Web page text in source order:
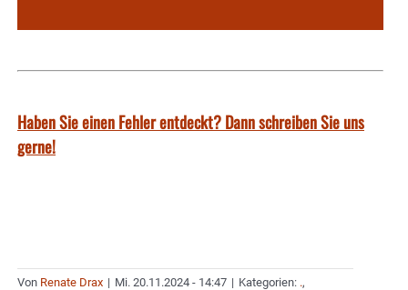
Haben Sie einen Fehler entdeckt? Dann schreiben Sie uns
gerne!
Von Renate Drax | Mi. 20.11.2024 - 14:47 | Kategorien: .,